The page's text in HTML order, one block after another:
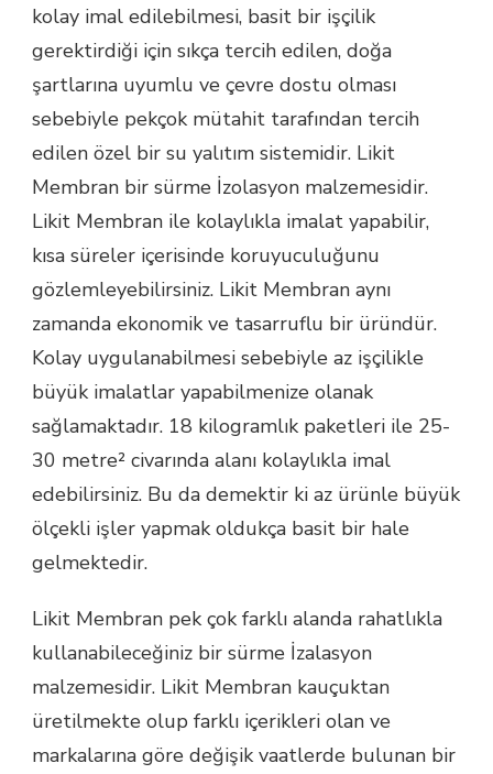
kolay imal edilebilmesi, basit bir işçilik
gerektirdiği için sıkça tercih edilen, doğa
şartlarına uyumlu ve çevre dostu olması
sebebiyle pekçok mütahit tarafından tercih
edilen özel bir su yalıtım sistemidir. Likit
Membran bir sürme İzolasyon malzemesidir.
Likit Membran ile kolaylıkla imalat yapabilir,
kısa süreler içerisinde koruyuculuğunu
gözlemleyebilirsiniz. Likit Membran aynı
zamanda ekonomik ve tasarruflu bir üründür.
Kolay uygulanabilmesi sebebiyle az işçilikle
büyük imalatlar yapabilmenize olanak
sağlamaktadır. 18 kilogramlık paketleri ile 25-
30 metre² civarında alanı kolaylıkla imal
edebilirsiniz. Bu da demektir ki az ürünle büyük
ölçekli işler yapmak oldukça basit bir hale
gelmektedir.
Likit Membran pek çok farklı alanda rahatlıkla
kullanabileceğiniz bir sürme İzalasyon
malzemesidir. Likit Membran kauçuktan
üretilmekte olup farklı içerikleri olan ve
markalarına göre değişik vaatlerde bulunan bir